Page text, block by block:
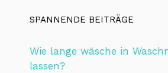
SPANNENDE BEITRÄGE
Wie lange wäsche in
lassen?